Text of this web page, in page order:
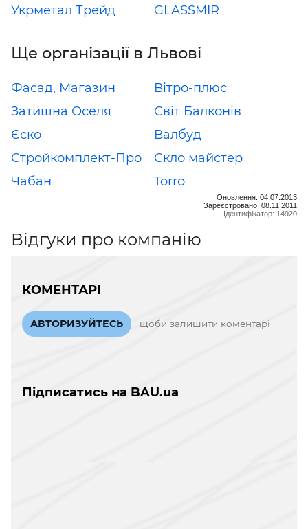
Укрметал Трейд GLASSMIR
Ще організації в Львові
Фасад, Магазин
Вітро-плюс
Затишна Оселя
Світ Балконів
Єско
Валбуд
Стройкомплект-Про
Скло майстер
Чабан
Torro
Оновлення: 04.07.2013
Зареєстровано: 08.11.2011
Ідентифікатор: 14920
Відгуки про компанію
КОМЕНТАРІ
АВТОРИЗУЙТЕСЬ щоби залишити коментарі
Підписатись на BAU.ua